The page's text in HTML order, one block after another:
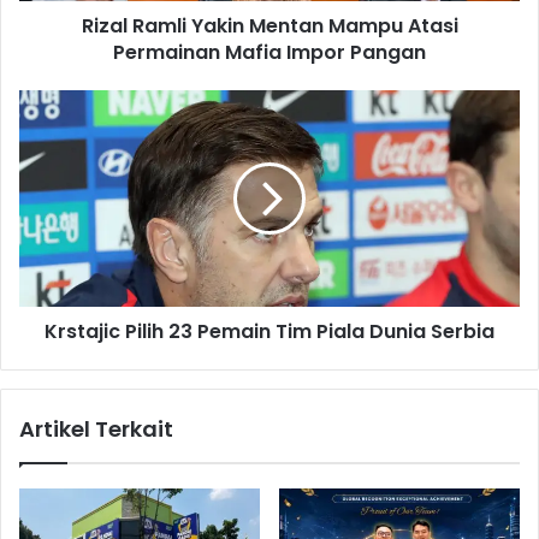
k
i
M
e
n
t
u
s
Rizal Ramli Yakin Mentan Mampu Atasi
Permainan Mafia Impor Pangan
K
r
t
a
j
i
P
2
m
Krstajic Pilih 23 Pemain Tim Piala Dunia Serbia
Artikel Terkait